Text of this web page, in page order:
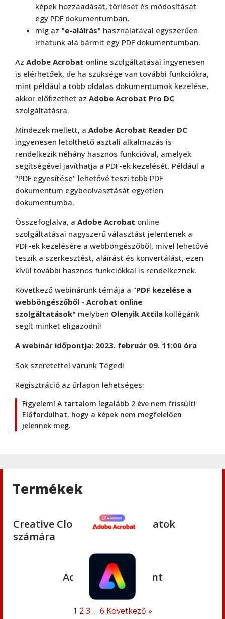
képek hozzáadását, törlését és módosítását
egy PDF dokumentumban,
míg az "e-aláírás" használatával egyszerűen
írhatunk alá bármit egy PDF dokumentumban.
Az Adobe Acrobat online szolgáltatásai ingyenesen
is elérhetőek, de ha szüksége van további funkciókra,
mint például a több oldalas dokumentumok kezelése,
akkor előfizethet az Adobe Acrobat Pro DC
szolgáltatásra.
Mindezek mellett, a Adobe Acrobat Reader DC
ingyenesen letölthető asztali alkalmazás is
rendelkezik néhány hasznos funkcióval, amelyek
segítségével javíthatja a PDF-ek kezelését. Például a
"PDF egyesítése" lehetővé teszi több PDF
dokumentum egybeolvasztását egyetlen
dokumentumba.
Összefoglalva, a Adobe Acrobat online
szolgáltatásai nagyszerű választást jelentenek a
PDF-ek kezelésére a webböngészőből, mivel lehetővé
teszik a szerkesztést, aláírást és konvertálást, ezen
kívül további hasznos funkciókkal is rendelkeznek.
Következő webinárunk témája a "PDF kezelése a
webböngészőből - Acrobat online
szolgáltatások" melyben Olenyik Attila kollégánk
segít minket eligazodni!
A webinár időpontja: 2023. február 09. 11:00 óra
Sok szeretettel várunk Téged!
Regisztráció az űrlapon lehetséges:
Figyelem! A tartalom legalább 2 éve nem frissült!
Előfordulhat, hogy a képek nem megfelelően
jelennek meg.
Termékek
Creative Cloud csapatok számára
Adobe ,Adobe(creative)
Adobe Media Encoder CC
,Adobe(creative)
Creative Cloud Pro Plus csapatok
számára
Adobe(creative)
Acrobat AI Assistant
1 2 3 … 6 Következő »